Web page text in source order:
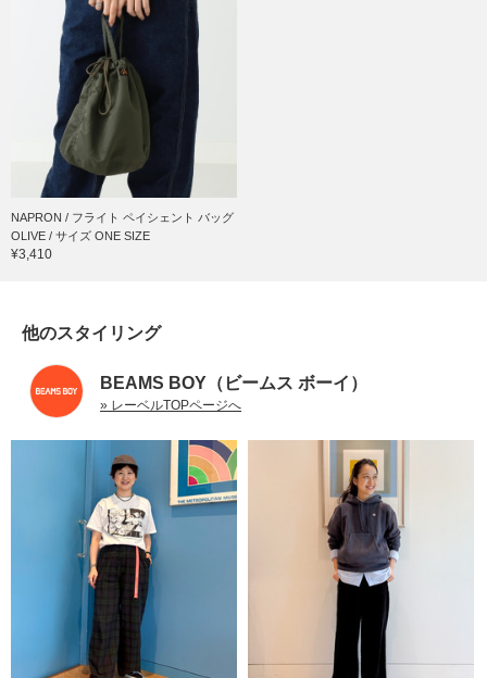
NAPRON / フライト ペイシェント バッグ
OLIVE / サイズ ONE SIZE
¥3,410
他のスタイリング
BEAMS BOY（ビームス ボーイ）
» レーベルTOPページへ